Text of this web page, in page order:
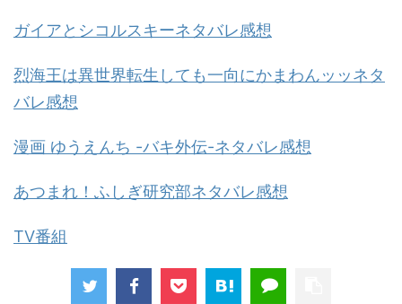
ガイアとシコルスキーネタバレ感想
烈海王は異世界転生しても一向にかまわんッッネタ
バレ感想
漫画 ゆうえんち -バキ外伝-ネタバレ感想
あつまれ！ふしぎ研究部ネタバレ感想
TV番組